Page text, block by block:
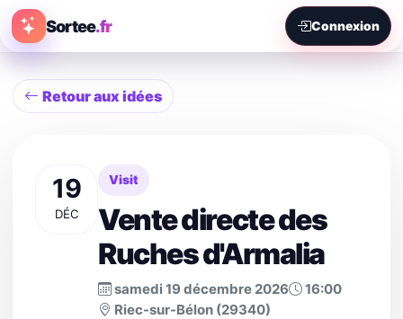
Sortee.fr Connexion
Retour aux idées
19
DÉC
Visit
Vente directe des
Ruches d'Armalia
samedi 19 décembre 2026
16:00
Riec-sur-Bélon (29340)